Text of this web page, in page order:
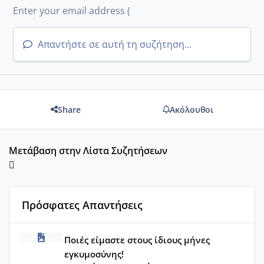
Απαντήστε σε αυτή τη συζήτηση...
Share Ακόλουθοι
Μετάβαση στην Λίστα Συζητήσεων
Πρόσφατες Απαντήσεις
Μωράκια Μαρτίου 2026
Ποιές είμαστε στους ίδιους μήνες
εγκυμοσύνης!